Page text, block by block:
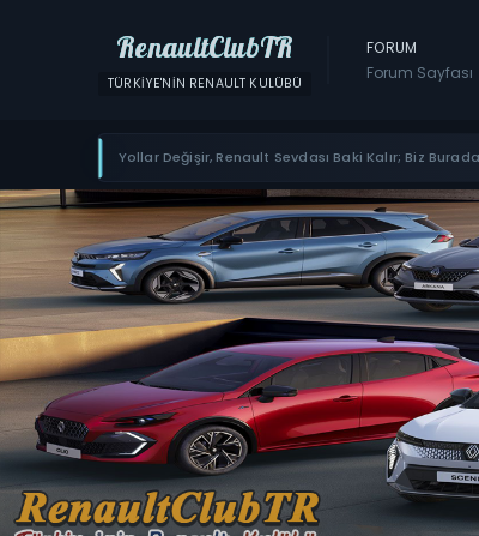
RenaultClubTR
TÜRKIYE'NIN RENAULT KULÜBÜ
FORUM
Forum Sayfası
Yollar Değişir, Renault Sevdası Baki Kalır; Biz